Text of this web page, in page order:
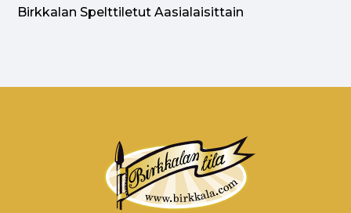
Birkkalan Spelttiletut Aasialaisittain